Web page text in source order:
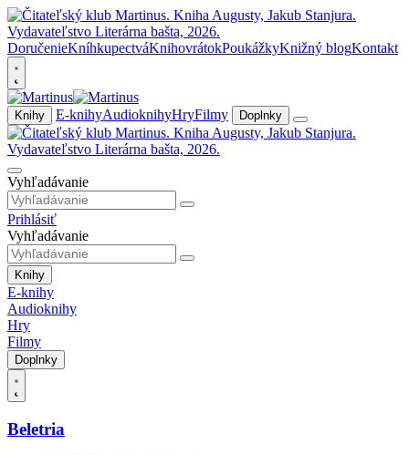
DoručenieKníhkupectváKnihovrátokPoukážkyKnižný blogKontakt
Knihy E-knihyAudioknihyHryFilmy Doplnky
Vyhľadávanie
Prihlásiť
Vyhľadávanie
Knihy
E-knihy
Audioknihy
Hry
Filmy
Doplnky
Beletria